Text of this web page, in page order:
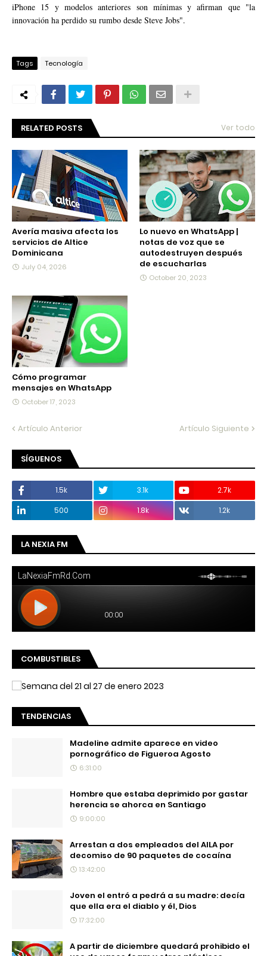
iPhone 15 y modelos anteriores son mínimas y afirman que "la
innovación ha perdido su rumbo desde Steve Jobs".
Tags Tecnología
RELATED POSTS Ver todo
Avería masiva afecta los
servicios de Altice
Dominicana
July 04, 2026
Lo nuevo en WhatsApp |
notas de voz que se
autodestruyen después
de escucharlas
October 20, 2023
Cómo programar
mensajes en WhatsApp
October 17, 2023
Artículo Anterior Artículo Siguiente
SÍGUENOS
1.5k 3.1k
2.7k
500
1.8k 1.2k
LA NEXIA FM
COMBUSTIBLES
TENDENCIAS
Madeline admite aparece en video
pornográfico de Figueroa Agosto
6:31:00
Hombre que estaba deprimido por gastar
herencia se ahorca en Santiago
9:00:00
Arrestan a dos empleados del AILA por
decomiso de 90 paquetes de cocaína
13:42:00
Joven el entró a pedrá a su madre: decía
que ella era el diablo y él, Dios
17:32:00
A partir de diciembre quedará prohibido el